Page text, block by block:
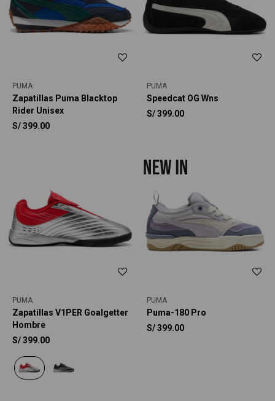
PUMA
Zapatillas Puma Blacktop
Rider Unisex
S/399.00
PUMA
Speedcat OG Wns
S/399.00
PUMA
Zapatillas V1PER Goalgetter
Hombre
S/399.00
PUMA
Puma-180 Pro
S/399.00